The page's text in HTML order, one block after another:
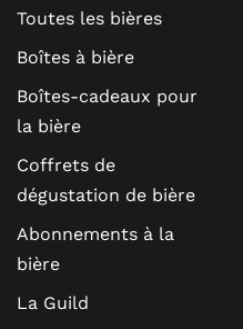
Toutes les bières
Boîtes à bière
Boîtes-cadeaux pour
la bière
Coffrets de
dégustation de bière
Abonnements à la
bière
La Guild